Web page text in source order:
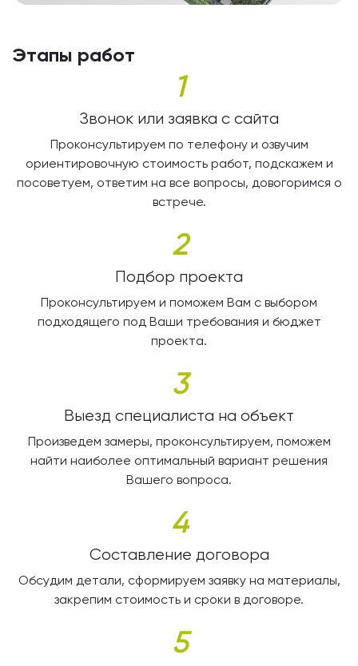
Этапы работ
1
Звонок или заявка с сайта
Проконсультируем по телефону и озвучим
ориентировочную стоимость работ, подскажем и
посоветуем, ответим на все вопросы, довогоримся о
встрече.
2
Подбор проекта
Проконсультируем и поможем Вам с выбором
подходящего под Ваши требования и бюджет
проекта.
3
Выезд специалиста на объект
Произведем замеры, проконсультируем, поможем
найти наиболее оптимальный вариант решения
Вашего вопроса.
4
Составление договора
Обсудим детали, сформируем заявку на материалы,
закрепим стоимость и сроки в договоре.
5